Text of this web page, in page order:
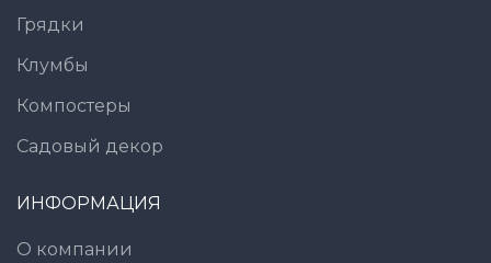
Грядки
Клумбы
Компостеры
Садовый декор
ИНФОРМАЦИЯ
О компании